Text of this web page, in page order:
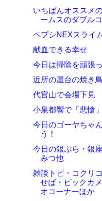
いちばんオススメ
ームスのダブル
ペプシNEXスライ
献血できる幸せ
今日は掃除を頑張
近所の屋台の焼き
代官山で会場下見
小泉都響で「悲愴」
今日のゴーヤちゃ
う！
今日の銀ぶら・銀
みつ他
雑談トピ・コクリ
せば・ビックカ
オコーナーほか